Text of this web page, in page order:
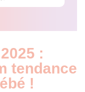
:
tendance
!